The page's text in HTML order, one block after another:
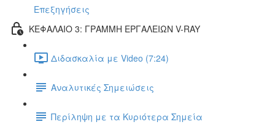
Επεξηγήσεις
ΚΕΦΑΛΑΙΟ 3: ΓΡΑΜΜΗ ΕΡΓΑΛΕΙΩΝ V-RAY
Διδασκαλία με Video (7:24)
Αναλυτικές Σημειώσεις
Περίληψη με τα Κυριότερα Σημεία